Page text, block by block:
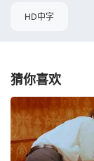
HD中字
猜你喜欢